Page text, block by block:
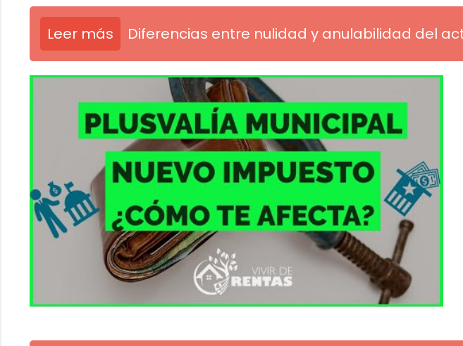
Leer más Diferencias entre nulidad y anulabilidad del